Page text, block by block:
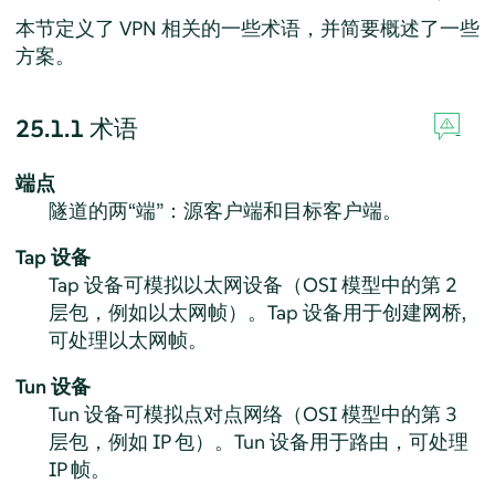
本节定义了 VPN 相关的一些术语，并简要概述了一些
方案。
25.1.1 术语
端点
隧道的两“端”：源客户端和目标客户端。
Tap 设备
Tap 设备可模拟以太网设备（OSI 模型中的第 2
层包，例如以太网帧）。Tap 设备用于创建网桥,
可处理以太网帧。
Tun 设备
Tun 设备可模拟点对点网络（OSI 模型中的第 3
层包，例如 IP 包）。Tun 设备用于路由，可处理
IP 帧。